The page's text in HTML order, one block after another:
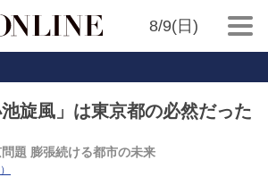
8/9(日)
旋風」は東京都の必然だった
題 膨張続ける都市の未来